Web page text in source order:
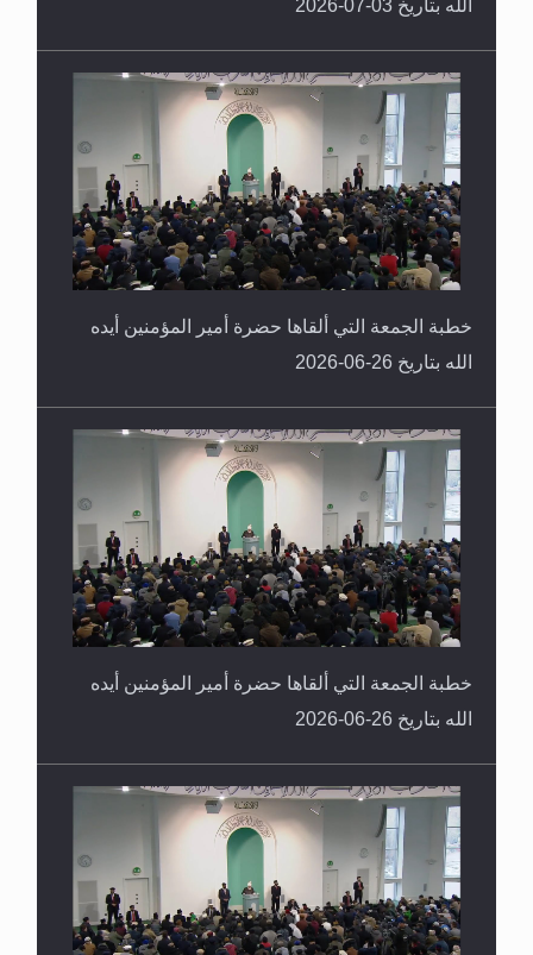
الله بتاريخ 03-07-2026
خطبة الجمعة التي ألقاها حضرة أمير المؤمنين أيده
الله بتاريخ 26-06-2026
خطبة الجمعة التي ألقاها حضرة أمير المؤمنين أيده
الله بتاريخ 26-06-2026